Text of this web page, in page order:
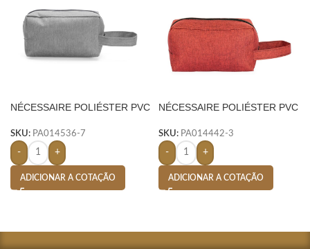
NÉCESSAIRE POLIÉSTER PVC
SKU: PA014536-7
- +
ADICIONAR A COTAÇÃO
NÉCESSAIRE POLIÉSTER PVC
SKU: PA014442-3
- +
ADICIONAR A COTAÇÃO